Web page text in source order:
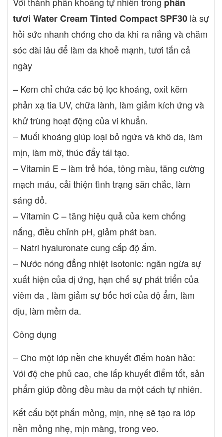
vào da. Lưu ý: Hãy nhớ bảo vệ da bạn nên sử dụng sản phẩm
này trong suốt cả năm, không chỉ trong mùa hè. Bảo quản Bảo
quản trong một môi trường khô ráo, thoáng mát, luôn để xa tầm
tay trẻ em CHI TIẾT SẢN PHẨM Thương hiệu URIAGE EAU
THERMALE Dạng sản phẩm Dạng phấn Dành cho loại da Mọi
loại da Mức SPF chống nắng SPF 30 Kích cỡ Kích cỡ tiêu chuẩn
Pháp Phấn tươi trang điểm chống nắng che khuyết điểm Uriage
Bariésun Water cream tinted compact SPF30
phấn
tươi Water Cream Tinted Compact SPF30 là sự
hồi sức nhanh chóng cho da khi ra nắng và chăm
sóc dài lâu để làm da khoẻ mạnh, tươi tắn cả
ngày
– Kem chỉ chứa các bộ lọc khoáng, oxit kẽm
phản xạ tia UV, chữa lành, làm giảm kích ứng và
khử trùng hoạt động của vi khuẩn.
– Muối khoáng giúp loại bỏ ngứa và khô da, làm
mịn, làm mờ, thúc đẩy tái tạo.
– Vitamin E – làm trẻ hóa, tông màu, tăng cường
mạch máu, cải thiện tình trạng săn chắc, làm
sáng đỏ.
– Vitamin C – tăng hiệu quả của kem chống
nắng, điều chỉnh pH, ​​giảm phát ban.
– Natri hyaluronate cung cấp độ ẩm.
– Nước nóng đẳng nhiệt Isotonic: ngăn ngừa sự
xuất hiện của dị ứng, hạn chế sự phát triển của
viêm da , làm giảm sự bốc hơi của độ ẩm, làm
dịu, làm mềm da.
Công dụng
– Cho một lớp nền che khuyết điểm hoàn hảo:
Với độ che phủ cao, che lấp khuyết điểm tốt, sản
phẩm giúp đồng đều màu da một cách tự nhiên.
Kết cấu bột phấn mỏng, mịn, nhẹ sẽ tạo ra lớp
nền mỏng nhẹ, mịn màng, trong veo.